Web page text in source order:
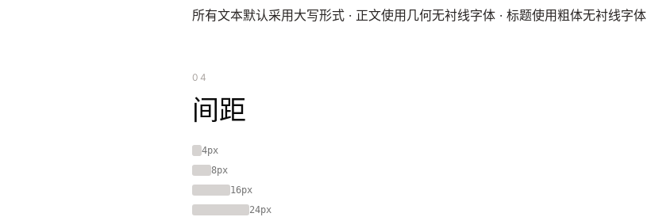
所有文本默认采用大写形式 · 正文使用几何无衬线字体 · 标题使用粗体无衬线字体
04
间距
4px
8px
16px
24px